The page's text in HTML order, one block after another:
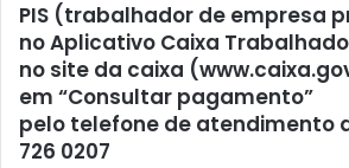
PIS (trabalhador de empresa
no Aplicativo Caixa
no site da caixa
em “Consultar pagamento”
pelo telefone de atendimento
726 0207